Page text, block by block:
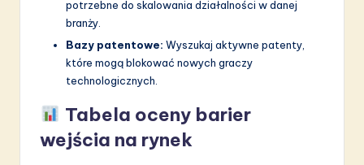
potrzebne do skalowania działalności w danej
branży.
Bazy patentowe: Wyszukaj aktywne patenty,
które mogą blokować nowych graczy
technologicznych.
Tabela oceny barier
wejścia na rynek